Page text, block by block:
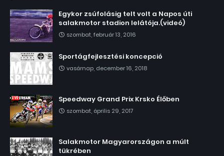
Egykor zsúfolásig telt volt a Napos úti
salakmotor stadion lelátója.(videó)
szombat, február 13, 2016
Sportágfejlesztési koncepció
vasárnap, december 16, 2018
Speedway Grand Prix Krsko Élőben
szombat, április 29, 2017
Salakmotor Magyarországon a múlt
tükrében